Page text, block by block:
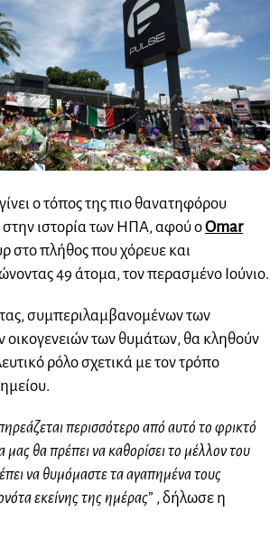
ο τόπος της πιο θανατηφόρου
στην ιστορία των ΗΠΑ, αφού οOmar
στο πλήθος που χόρευε και
49 άτομα, τον περασμένο Ιούνιο.
συμπεριλαμβανομένων των
οικογενειών των θυμάτων, θα κληθούν
ρόλο σχετικά με τον τρόπο
περισσότερο από αυτό το φρικτό
μας θα πρέπει να καθορίσει το μέλλον του
να θυμόμαστε τα αγαπημένα τους
εκείνης της ημέρας” , δήλωσε η